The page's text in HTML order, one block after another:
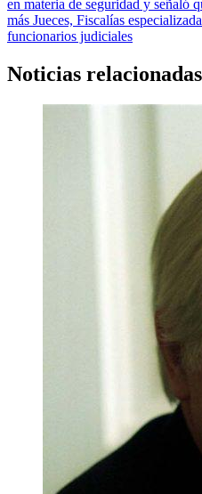
entradas
en materia de seguridad y señaló
más Jueces, Fiscalías
funcionarios judiciales
Noticias relacionadas